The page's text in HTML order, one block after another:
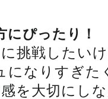
にぴったり！
挑戦したい
になりすぎた
を大切にし